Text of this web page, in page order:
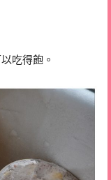
吃得飽。